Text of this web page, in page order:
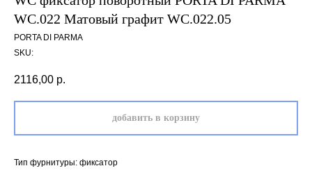
WC.022 Матовый графит WC.022.05
PORTA DI PARMA
SKU:
2116,00 р.
добавить в корзину
Тип фурнитуры: фиксатор